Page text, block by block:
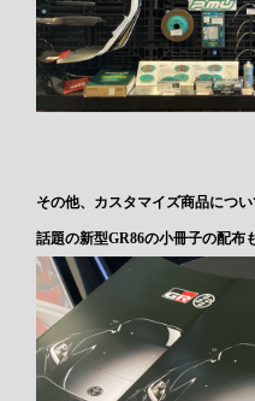
その他、カスタマイズ商品につ
話題の新型GR86の小冊子の配布